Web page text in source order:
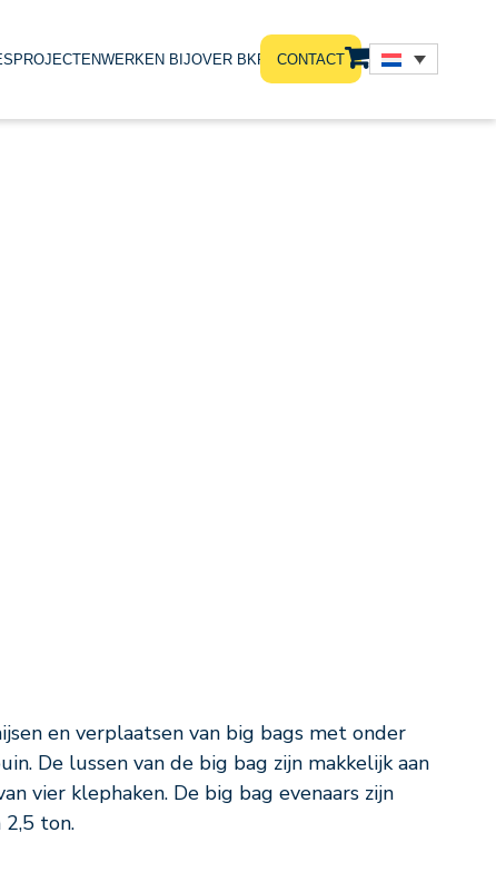
PROJECTENWERKEN BIJOVER BKRS CONTACT
en verplaatsen van big bags met onder
De lussen van de big bag zijn makkelijk aan
vier klephaken. De big bag evenaars zijn
ton.